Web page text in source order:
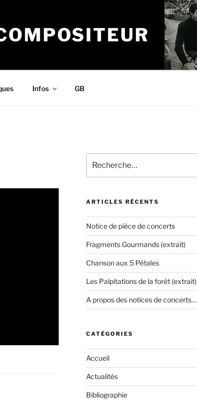
Infos GB
pour
:
ARTICLES RÉCENTS
Notice de pièce de concerts
Fragments Gourmands (extrait)
Chanson aux 5 Pétales
Les Palpitations de la forêt (extrait)
A propos des notices de concerts…
CATÉGORIES
Accueil
Actualités
Bibliographie